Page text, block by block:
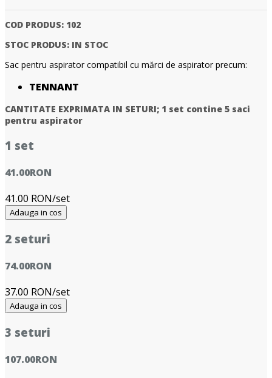
COD PRODUS: 102
STOC PRODUS: IN STOC
Sac pentru aspirator compatibil cu mărci de aspirator precum:
TENNANT
CANTITATE EXPRIMATA IN SETURI; 1 set contine 5 saci
pentru aspirator
1 set
41.00RON
41.00 RON/set
Adauga in cos
2 seturi
74.00RON
37.00 RON/set
Adauga in cos
3 seturi
107.00RON